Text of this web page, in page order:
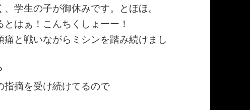
学生の子が御休みです。とほほ。
はぁ！こんちくしょーー！
と戦いながらミシンを踏み続けまし
指摘を受け続けてるので